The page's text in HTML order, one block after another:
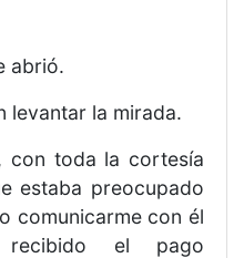
abrió.
levantar la mirada.
con toda la cortesía
estaba preocupado
comunicarme con él
el pago